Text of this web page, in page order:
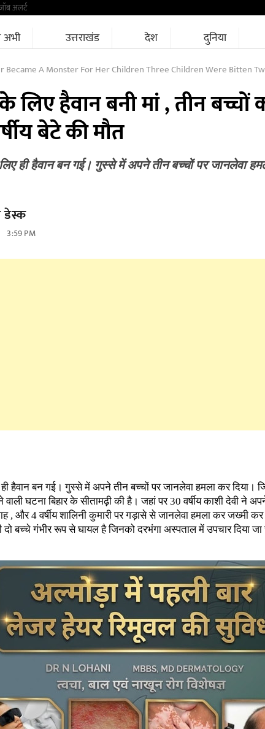
अलर्ट
अभी उत्तराखंड देश दुनिया
Became A Monster For Her Children Three Children Were Bitten
लिए हैवान बनी मां , तीन
बेटे की मौत
ही हैवान बन गई। गुस्से में अपने तीन बच्चों पर जानलेवा
डेस्क
3:59 PM
हैवान बन गई। गुस्से में अपने तीन बच्चों पर जानलेवा हमला कर दिया।
घटना बिहार के सीतामढ़ी की है। जहां पर 30 वर्षीय काशी देवी ने
, और 4 वर्षीय शालिनी कुमारी पर गड़ासे से जानलेवा हमला कर जख्मी कर
दो बच्चे गंभीर रूप से घायल है जिनको दरभंगा अस्पताल में उपचार दिया जा